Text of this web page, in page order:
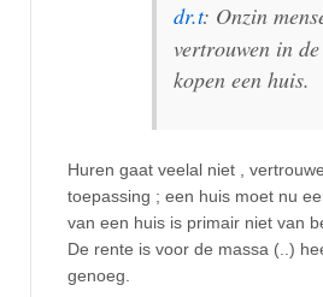
dr.t: Onzin
vertrouwen in
kopen een huis.
Huren gaat veelal niet ,
toepassing ; een huis moet nu
van een huis is primair niet van
De rente is voor de massa (..)
genoeg.